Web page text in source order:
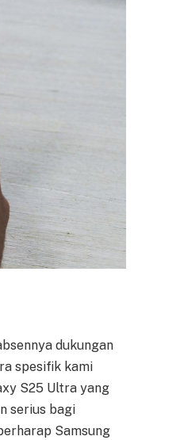
dukungan
spesifik kami
S25 Ultra yang
serius bagi
Samsung